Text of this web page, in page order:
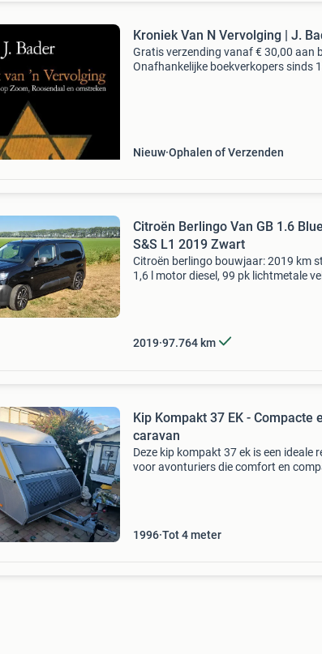
Kroniek Van N Vervolging | J.
Gratis verzending vanaf € 30,00 aan
Onafhankelijke boekverkopers sinds
Nieuw Ophalen of Verzenden
Citroën Berlingo Van GB 1.6
S&S L1 2019 Zwart
Citroën berlingo bouwjaar: 2019 km
1,6 l motor diesel, 99 pk lichtmetale
2019 97.764km
Kip Kompakt 37 EK - Compacte
caravan
Deze kip kompakt 37 ek is een ideale
voor avonturiers die comfort en
1996 Tot 4 meter